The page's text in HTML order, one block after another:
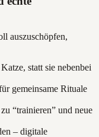
auszuschöpfen,
statt sie nebenbei
gemeinsame Rituale
“trainieren” und neue
– digitale